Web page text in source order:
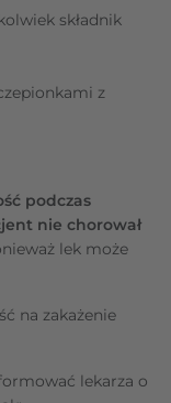
składnik
z
podczas
nie chorował
lek może
na zakażenie
lekarza o